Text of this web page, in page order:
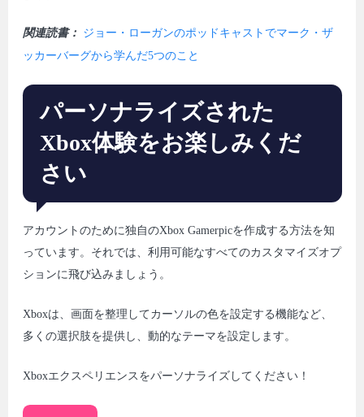
関連読書： ジョー・ローガンのポッドキャストでマーク・ザ
ッカーバーグから学んだ5つのこと
パーソナライズされた
Xbox体験をお楽しみくだ
さい
アカウントのために独自のXbox Gamerpicを作成する方法を知
っています。それでは、利用可能なすべてのカスタマイズオプ
ションに飛び込みましょう。
Xboxは、画面を整理してカーソルの色を設定する機能など、
多くの選択肢を提供し、動的なテーマを設定します。
Xboxエクスペリエンスをパーソナライズしてください！